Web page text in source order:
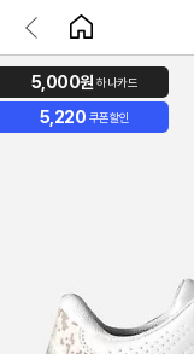
5,000원 하나카드
5,220 쿠폰할인